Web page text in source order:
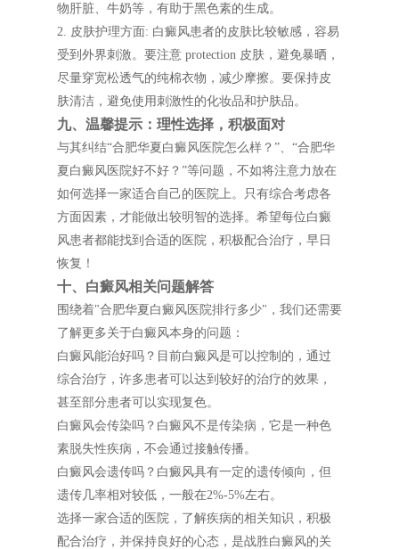
物肝脏、牛奶等，有助于黑色素的生成。
2. 皮肤护理方面: 白癜风患者的皮肤比较敏感，容易
受到外界刺激。要注意 protection 皮肤，避免暴晒，
尽量穿宽松透气的纯棉衣物，减少摩擦。要保持皮
肤清洁，避免使用刺激性的化妆品和护肤品。
九、温馨提示：理性选择，积极面对
与其纠结“合肥华夏白癜风医院怎么样？”、“合肥华
夏白癜风医院好不好？”等问题，不如将注意力放在
如何选择一家适合自己的医院上。只有综合考虑各
方面因素，才能做出较明智的选择。希望每位白癜
风患者都能找到合适的医院，积极配合治疗，早日
恢复！
十、白癜风相关问题解答
围绕着"合肥华夏白癜风医院排行多少"，我们还需要
了解更多关于白癜风本身的问题：
白癜风能治好吗？目前白癜风是可以控制的，通过
综合治疗，许多患者可以达到较好的治疗的效果，
甚至部分患者可以实现复色。
白癜风会传染吗？白癜风不是传染病，它是一种色
素脱失性疾病，不会通过接触传播。
白癜风会遗传吗？白癜风具有一定的遗传倾向，但
遗传几率相对较低，一般在2%-5%左右。
选择一家合适的医院，了解疾病的相关知识，积极
配合治疗，并保持良好的心态，是战胜白癜风的关